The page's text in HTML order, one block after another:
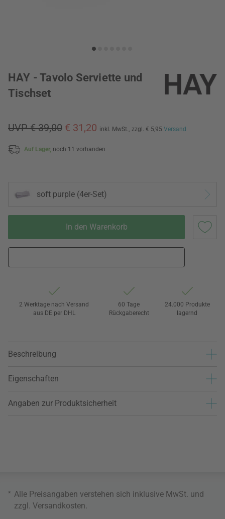
HAY - Tavolo Serviette und
Tischset
UVP € 39,00 € 31,20 inkl. MwSt., zzgl. € 5,95 Versand
Auf Lager, noch 11 vorhanden
soft purple (4er-Set)
In den Warenkorb
2 Werktage nach Versand
aus DE per DHL
60 Tage
Rückgaberecht
24.000 Produkte
lagernd
Beschreibung
Eigenschaften
Angaben zur Produktsicherheit
* Alle Preisangaben verstehen sich inklusive MwSt. und
zzgl. Versandkosten